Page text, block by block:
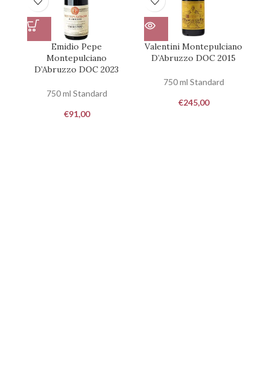
Emidio Pepe
Montepulciano
D’Abruzzo DOC 2023
750 ml Standard
€91,00
Valentini Montepulciano
D’Abruzzo DOC 2015
750 ml Standard
€245,00